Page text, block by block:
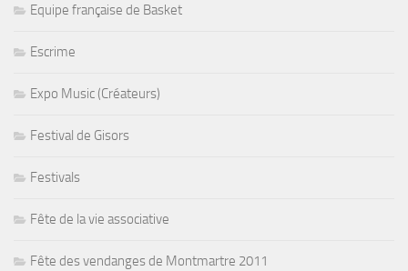
Equipe française de Basket
Escrime
Expo Music (Créateurs)
Festival de Gisors
Festivals
Fête de la vie associative
Fête des vendanges de Montmartre 2011